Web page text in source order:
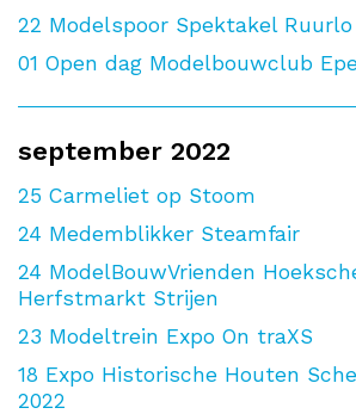
22 Modelspoor Spektakel Ruurlo
01 Open dag Modelbouwclub
september 2022
25 Carmeliet op Stoom
24 Medemblikker Steamfair
24 ModelBouwVrienden
Herfstmarkt Strijen
23 Modeltrein Expo On traXS
18 Expo Historische Houten
2022